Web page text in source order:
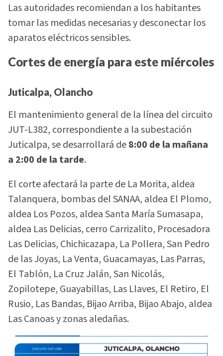
Las autoridades recomiendan a los habitantes
tomar las medidas necesarias y desconectar los
aparatos eléctricos sensibles.
Cortes de energía para este miércoles
Juticalpa, Olancho
El mantenimiento general de la línea del circuito
JUT-L382, correspondiente a la subestación
Juticalpa, se desarrollará de8:00 de la mañana
a 2:00 de la tarde.
El corte afectará la parte de La Morita, aldea
Talanquera, bombas del SANAA, aldea El Plomo,
aldea Los Pozos, aldea Santa María Sumasapa,
aldea Las Delicias, cerro Carrizalito, Procesadora
Las Delicias, Chichicazapa, La Pollera, San Pedro
de las Joyas, La Venta, Guacamayas, Las Parras,
El Tablón, La Cruz Jalán, San Nicolás,
Zopilotepe, Guayabillas, Las Llaves, El Retiro, El
Rusio, Las Bandas, Bijao Arriba, Bijao Abajo, aldea
Las Canoas y zonas aledañas.